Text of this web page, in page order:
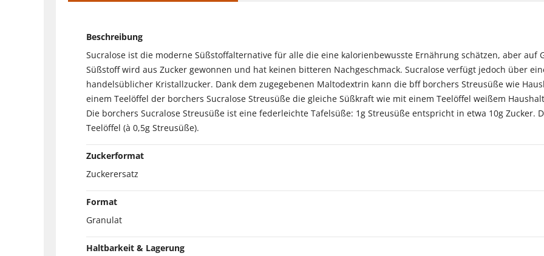
Beschreibung
Sucralose ist die moderne Süßstoffalternative für alle die eine kalorienbewusste Ernährung schätzen, aber auf
Süßstoff wird aus Zucker gewonnen und hat keinen bitteren Nachgeschmack. Sucralose verfügt jedoch über
handelsüblicher Kristallzucker. Dank dem zugegebenen Maltodextrin kann die bff borchers Streusüße wie
einem Teelöffel der borchers Sucralose Streusüße die gleiche Süßkraft wie mit einem Teelöffel weißem
Die borchers Sucralose Streusüße ist eine federleichte Tafelsüße: 1g Streusüße entspricht in etwa 10g Zucker.
Teelöffel (à 0,5g Streusüße).
Zuckerformat
Zuckerersatz
Format
Granulat
Haltbarkeit & Lagerung